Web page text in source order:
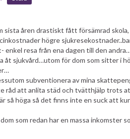
sista åren drastiskt fått försämrad skola,
högre
enkel resa från ena dagen till den
åt sjukvård…utom för dom som sitter i
subventionera av mina
råd att anlita städ och tvätthjälp trots
så höga så det finns inte en suck att
som redan har en massa inkomster